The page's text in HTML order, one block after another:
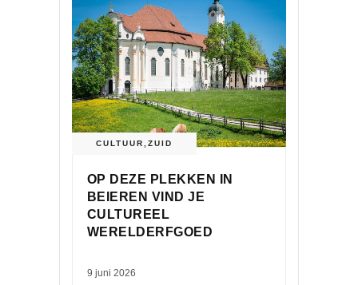
CULTUUR,ZUID
OP DEZE PLEKKEN IN
BEIEREN VIND JE
CULTUREEL
WERELDERFGOED
9 juni 2026